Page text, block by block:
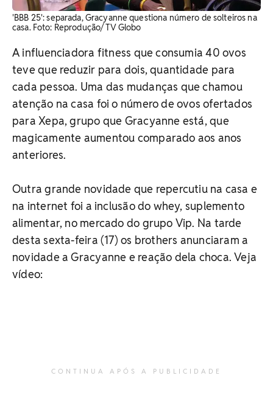
'BBB 25': separada, Gracyanne questiona número de solteiros na
casa. Foto: Reprodução/ TV Globo
A influenciadora fitness que consumia 40 ovos
teve que reduzir para dois, quantidade para
cada pessoa. Uma das mudanças que chamou
atenção na casa foi o número de ovos ofertados
para Xepa, grupo que Gracyanne está, que
magicamente aumentou comparado aos anos
anteriores.
Outra grande novidade que repercutiu na casa e
na internet foi a inclusão do whey, suplemento
alimentar, no mercado do grupo Vip. Na tarde
desta sexta-feira (17) os brothers anunciaram a
novidade a Gracyanne e reação dela choca. Veja
vídeo:
CONTINUA APÓS A PUBLICIDADE